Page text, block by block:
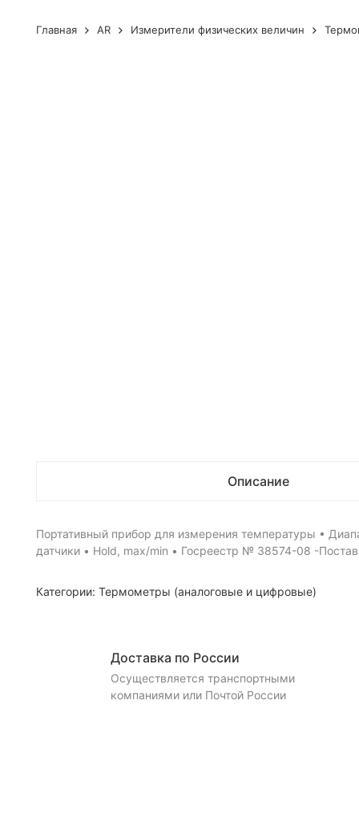
Главная AR Измерители физических величин
Описание
Портативный прибор для измерения температуры •
датчики • Hold, max/min • Госреестр № 38574-08 -
Категории: Термометры (аналоговые и цифровые)
Доставка по России
Осуществляется транспортными
компаниями или Почтой России